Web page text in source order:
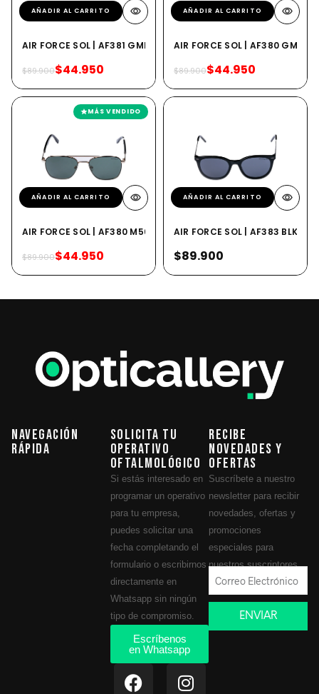
AÑADIR AL CARRITO
AIR FORCE SOL | AF381 GMP
$89.900$44.950
AÑADIR AL CARRITO
AIR FORCE SOL | AF380 GMP
$89.900$44.950
MÁS VENDIDO
AÑADIR AL CARRITO
AIR FORCE SOL | AF380 M56P
$89.900$44.950
AÑADIR AL CARRITO
AIR FORCE SOL | AF383 BLKP
$89.900
Navegación
Rápida
Solicita tu
operativo
oftalmológico
Si estás interesado en
programar un operativo
para tu empresa,
puedes solicitar una
fecha completando el
formulario o escribirnos
directamente en
Whatsapp sin ningún
tipo de compromiso.
Escríbenos
en Whatsapp
Recibe
novedades y
ofertas
Suscríbete a nuestro
newsletter para recibir
novedades, ofertas y
promociones
especiales para
nuestros suscriptores.
ENVIAR